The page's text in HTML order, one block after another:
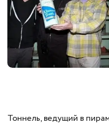
Тоннель, ведущий в